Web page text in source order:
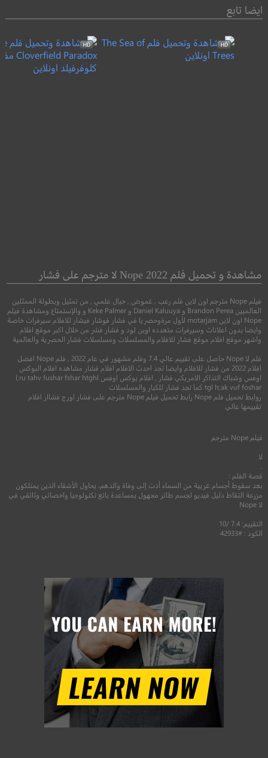
ايضا تابع
مفارقة
دراما●رعب ●
مشاهدة و تحميل فلم Nope 2022 لا مترجم على فشار
فيلم Nope مترجم اون لاين فلم رعب , غموض , خيال علمي , من تمثيل وبطولة الممثلين
العالميين Brandon Perea و Daniel Kaluuya و Keke Palmer و والإستمتاع ومشاهدة فيلم
Nope اون لاين motarjam لأول مرةوحصريا في فشار فوشار فيشار للافلام سيرفرات خاصة
وايضا بدون اعلانات وسيرفرات متعدده اوبن لود و فشار فشر من خلال اكبر موقع افلام
واشهر موقع افلام موقع فشار للافلام والمسلسلات ومسلسلات فشار الحصرية والعالمية
فلم لا Nope حاصل على تقييم عالي 7.4 وفلم مشهور في عام 2022 , فلم Nope افضل
افلام 2022 من فشار للافلام وايضا تجد احدث الافلام افلام فشار مشاهده افلام البوكس
اوفس وشباك التذاكر الامريكي فشار , افلام بوكس اوفس l,ru tahv fushar fshar htghl
tgl h;ak vuf foshar كما تجد فشار للكبار والمسلسلات
روابط تحميل فلم Nope رابط تحميل فيلم Nope مترجم على فشار اورج فشاار افلام
تقييمها عالي
فيلم Nope مترجم
لا
قصة الفلم :
بعد سقوط أجسام غريبة من السماء أدت إلى وفاة والدهم، يحاول الأشقاء الذين يمتلكون
مزرعة التقاط دليل فيديو لجسم طائر مجهول بمساعدة بائع تكنولوجيا واخصائي وثائقي في
لا Nope
التقييم: 7.4 /10
الكود : #42933